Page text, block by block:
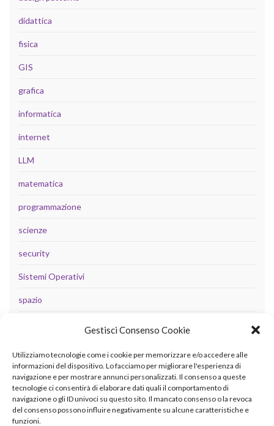
Gestisci Consenso Cookie
Utilizziamo tecnologie come i cookie per memorizzare e/o accedere alle
informazioni del dispositivo. Lo facciamo per migliorare l'esperienza di
navigazione e per mostrare annunci personalizzati. Il consenso a queste
tecnologie ci consentirà di elaborare dati quali il comportamento di
navigazione o gli ID univoci su questo sito. Il mancato consenso o la revoca
del consenso possono influire negativamente su alcune caratteristiche e
funzioni.
didattica
fisica
GIS
grafica
informatica
internet
LLM
matematica
programmazione
scienze
security
Sistemi Operativi
spazio
META
Accedi